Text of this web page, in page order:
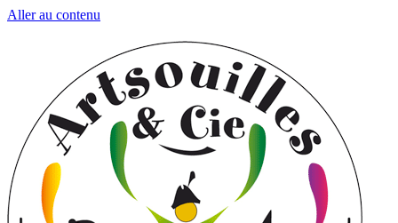
Aller au contenu